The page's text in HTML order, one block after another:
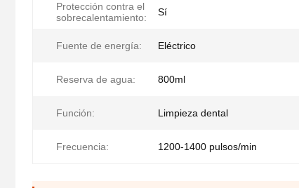
Protección contra el
sobrecalentamiento:
Sí
Fuente de energía: Eléctrico
Reserva de agua: 800ml
Función: Limpieza dental
Frecuencia: 1200-1400 pulsos/min